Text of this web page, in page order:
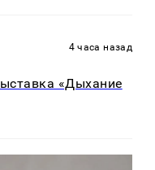
4 часа назад
«Дыхание